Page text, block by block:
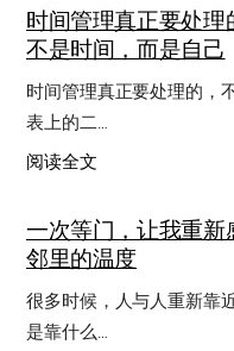
摇
晃
的
时
都
靠
自
把
时间管理真正要处理
不是时间，而是自己
时间管理真正要处理的，
表上的二…
阅读全文：
管
理
正
一次等门，让我重新
邻里的温度
很多时候，人与人重新靠
是靠什么…